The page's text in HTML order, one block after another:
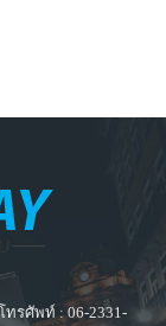
ทรศัพท์ : 06-2331-